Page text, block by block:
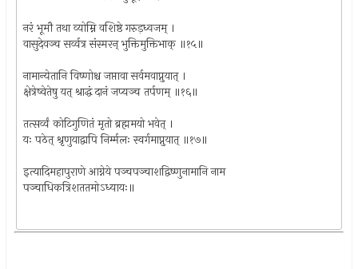
नरं भूमौ तथा व्योम्नि वशिष्ठे गरुड़ध्वजम् ।
वासुदेवञ्च सर्व्वत्र संस्मरन् भुक्तिमुक्तिभाक् ॥१५॥
नामान्येतानि विष्णोश्च जप्तावा सर्वमवाप्नुयात् ।
क्षेत्रेष्वेतेषु यत् श्राद्धं दानं जप्यञ्च तर्पणम् ॥१६॥
तत्सर्व्वं कोटिगुणितं मृतो ब्रह्ममयो भवेत् ।
यः पठेत् श्रृणुयाद्वापि निर्म्मलः स्वर्गमाप्नुयात् ॥१७॥
इत्यादिमहापुराणे आग्नेये पञ्चपञ्चाशद्विष्णुनामानि नाम
पञ्चाधिकत्रिशततमोऽध्यायः॥